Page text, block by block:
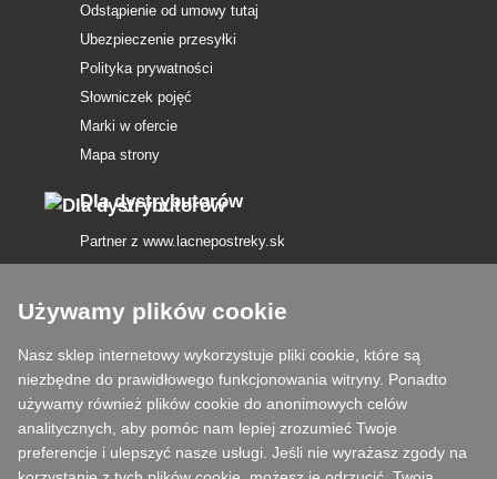
Odstąpienie od umowy tutaj
Ubezpieczenie przesyłki
Polityka prywatności
Słowniczek pojęć
Marki w ofercie
Mapa strony
Dla dystrybutorów
Partner z www.lacnepostreky.sk
Zawsze służymy fachową poradą
Reklamacje są rozpatrywane w ciągu 24 godzin
85% towarów w magazynie
Używamy plików cookie
Nasz sklep internetowy wykorzystuje pliki cookie, które są
niezbędne do prawidłowego funkcjonowania witryny. Ponadto
używamy również plików cookie do anonimowych celów
analitycznych, aby pomóc nam lepiej zrozumieć Twoje
preferencje i ulepszyć nasze usługi. Jeśli nie wyrażasz zgody na